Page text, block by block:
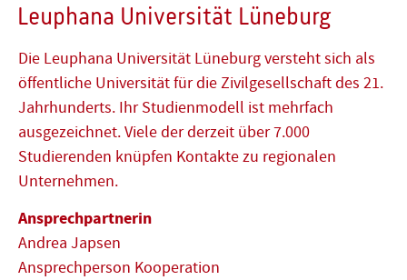
Leuphana Universität Lüneburg
Die Leuphana Universität Lüneburg versteht sich als
öffentliche Universität für die Zivilgesellschaft des 21.
Jahrhunderts. Ihr Studienmodell ist mehrfach
ausgezeichnet. Viele der derzeit über 7.000
Studierenden knüpfen Kontakte zu regionalen
Unternehmen.
Ansprechpartnerin
Andrea Japsen
Ansprechperson Kooperation